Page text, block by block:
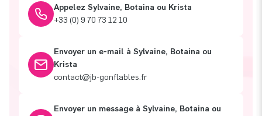
Appelez Sylvaine, Botaina ou Krista
+33 (0) 9 70 73 12 10
Envoyer un e-mail à Sylvaine, Botaina ou
Krista
contact@jb-gonflables.fr
Envoyer un message à Sylvaine, Botaina ou